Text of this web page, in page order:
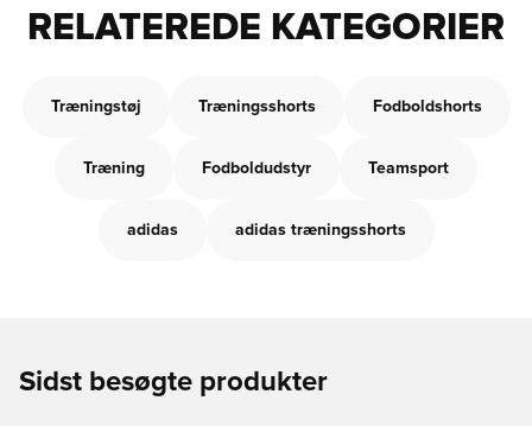
RELATEREDE KATEGORIER
Træningstøj Træningsshorts Fodboldshorts
Træning Fodboldudstyr Teamsport
adidas adidas træningsshorts
Sidst besøgte produkter